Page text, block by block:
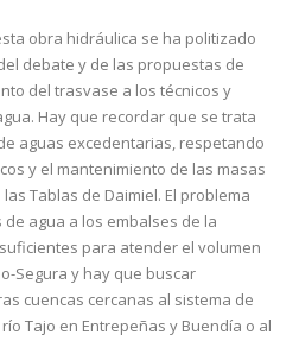
obra hidráulica se ha politizado
debate y de las propuestas de
del trasvase a los técnicos y
Hay que recordar que se trata
aguas excedentarias, respetando
y el mantenimiento de las masas
Tablas de Daimiel. El problema
agua a los embalses de la
para atender el volumen
Segura y hay que buscar
cuencas cercanas al sistema de
Tajo en Entrepeñas y Buendía o al